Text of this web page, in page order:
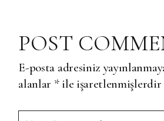
POST
E-posta adresiniz
alanlar *ile işaretlenmişlerdir